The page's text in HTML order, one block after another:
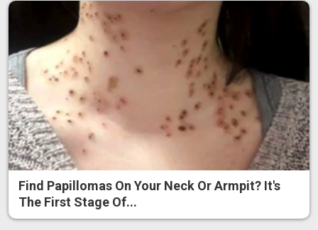
Find Papillomas On Your Neck Or Armpit? It's
The First Stage Of...